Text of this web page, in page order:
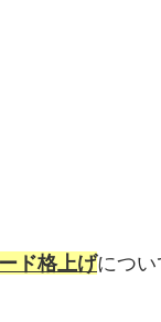
ド格上げについ